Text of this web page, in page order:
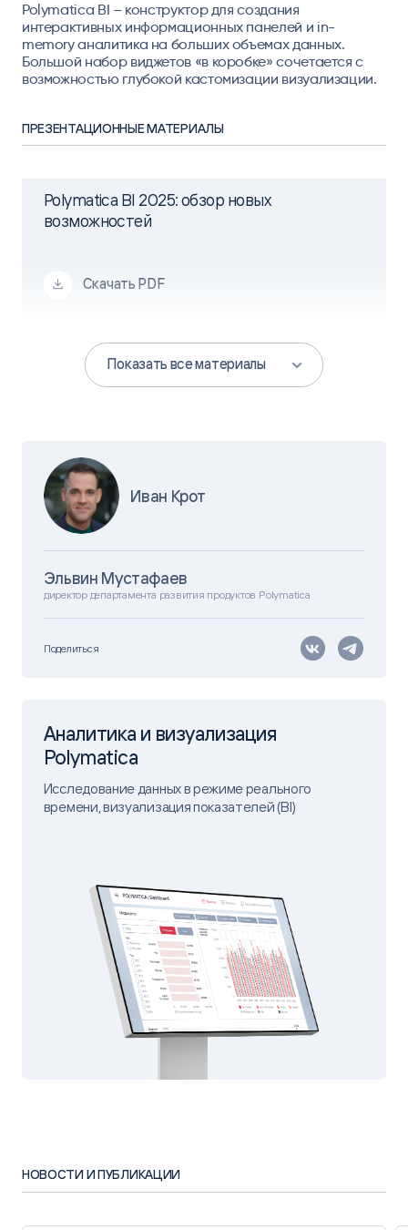
Иван Крот
Эльвин Мустафаев
директор департамента развития продуктов Polymatica
Поделиться
Polymatica BI – конструктор для создания
интерактивных информационных панелей и in-
memory аналитика на больших объемах данных.
Большой набор виджетов «в коробке» сочетается с
возможностью глубокой кастомизации визуализации.
ПРЕЗЕНТАЦИОННЫЕ МАТЕРИАЛЫ
Polymatica BI 2025: обзор новых
возможностей
Скачать PDF
Показать все материалы
Аналитика и визуализация
Polymatica
Исследование данных в режиме реального
времени, визуализация показателей (BI)
НОВОСТИ И ПУБЛИКАЦИИ